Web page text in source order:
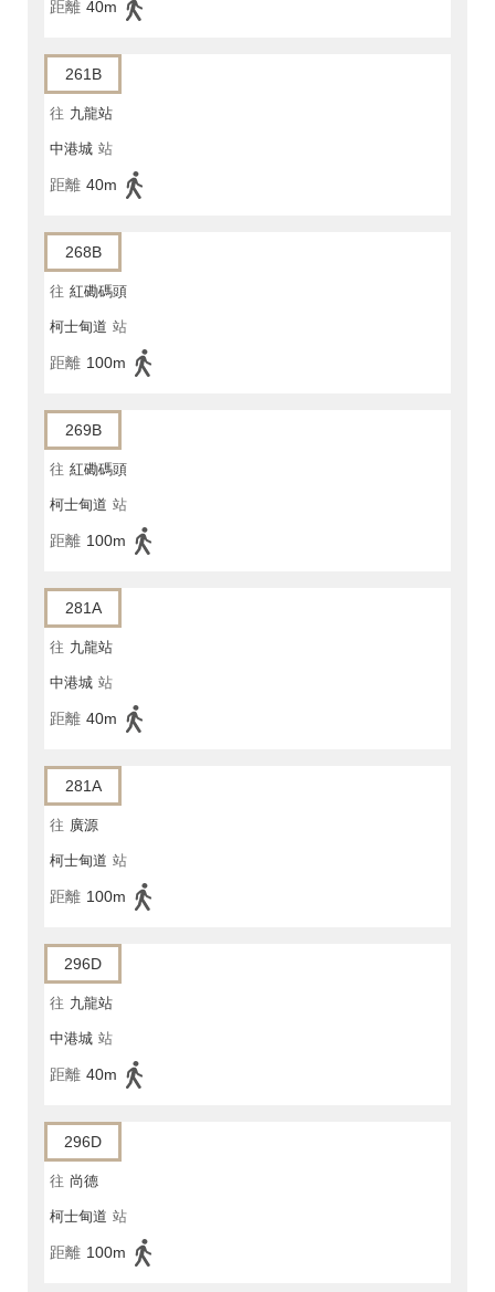
距離 40m
261B
往 九龍站
中港城 站
距離 40m
268B
往 紅磡碼頭
柯士甸道 站
距離 100m
269B
往 紅磡碼頭
柯士甸道 站
距離 100m
281A
往 九龍站
中港城 站
距離 40m
281A
往 廣源
柯士甸道 站
距離 100m
296D
往 九龍站
中港城 站
距離 40m
296D
往 尚德
柯士甸道 站
距離 100m